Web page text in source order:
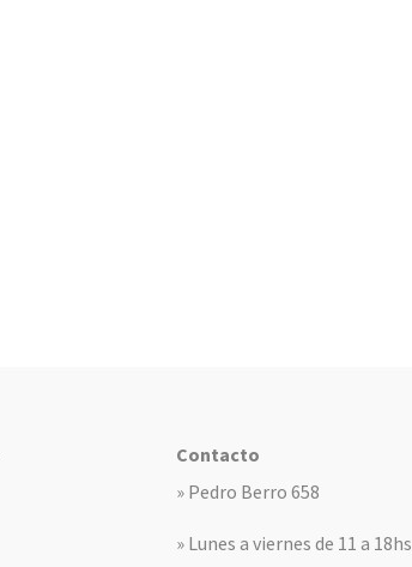
Contacto
» Pedro Berro 658
» Lunes a viernes de 11 a 18hs